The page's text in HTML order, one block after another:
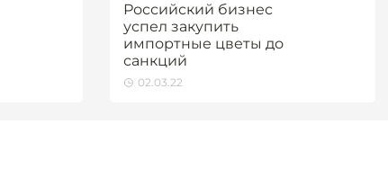
Российский бизнес
успел закупить
импортные цветы до
санкций
02.03.22